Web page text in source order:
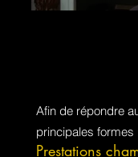
Afin de répondre
principales
Prestations